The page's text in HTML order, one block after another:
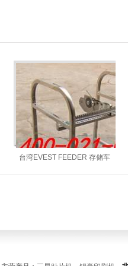
台湾EVEST FEEDER 存储车